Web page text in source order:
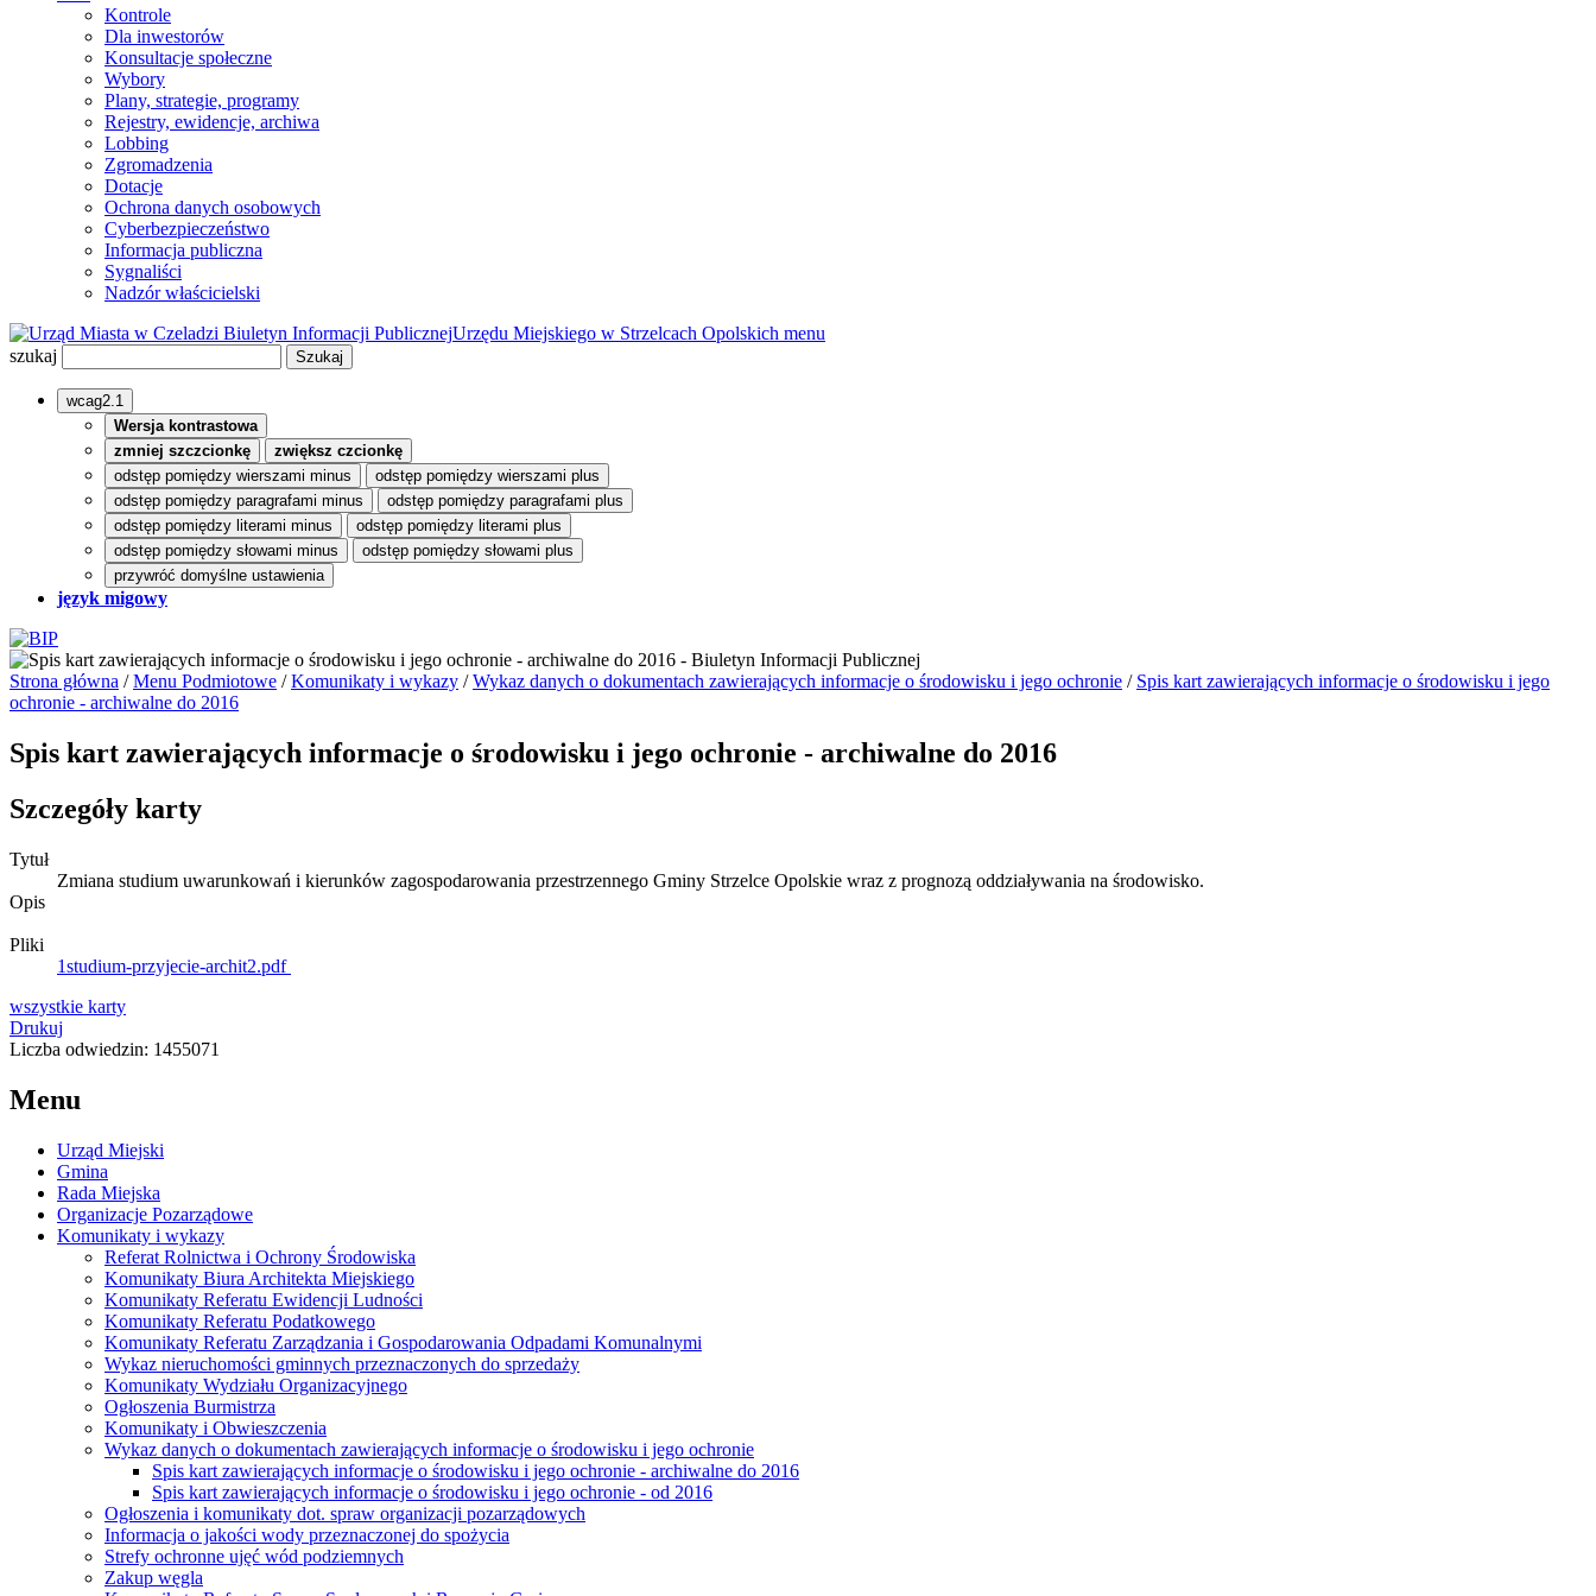
Kontrole
Dla inwestorów
Konsultacje społeczne
Wybory
Plany, strategie, programy
Rejestry, ewidencje, archiwa
Lobbing
Zgromadzenia
Dotacje
Ochrona danych osobowych
Cyberbezpieczeństwo
Informacja publiczna
Sygnaliści
Nadzór właścicielski
Biuletyn Informacji PublicznejUrzędu Miejskiego w Strzelcach Opolskich menu
szukaj
wcag2.1
Wersja kontrastowa
zmniej szczcionkę
zwiększ czcionkę
odstęp pomiędzy wierszami minus
odstęp pomiędzy wierszami plus
odstęp pomiędzy paragrafami minus
odstęp pomiędzy paragrafami plus
odstęp pomiędzy literami minus
odstęp pomiędzy literami plus
odstęp pomiędzy słowami minus
odstęp pomiędzy słowami plus
przywróć domyślne ustawienia
język migowy
Strona główna /Menu Podmiotowe /Komunikaty i wykazy /Wykaz danych o dokumentach zawierających informacje o środowisku i jego ochronie / Spis kart zawierających informacje o środowisku i jego
ochronie - archiwalne do 2016
Spis kart zawierających informacje o środowisku i jego ochronie - archiwalne do 2016
Szczegóły karty
Tytuł
Zmiana studium uwarunkowań i kierunków zagospodarowania przestrzennego Gminy Strzelce Opolskie wraz z prognozą oddziaływania na środowisko.
Opis
Pliki
1studium-przyjecie-archit2.pdf
wszystkie karty
Drukuj
Liczba odwiedzin: 1455071
Menu
Urząd Miejski
Gmina
Rada Miejska
Organizacje Pozarządowe
Komunikaty i wykazy
Referat Rolnictwa i Ochrony Środowiska
Komunikaty Biura Architekta Miejskiego
Komunikaty Referatu Ewidencji Ludności
Komunikaty Referatu Podatkowego
Komunikaty Referatu Zarządzania i Gospodarowania Odpadami Komunalnymi
Wykaz nieruchomości gminnych przeznaczonych do sprzedaży
Komunikaty Wydziału Organizacyjnego
Ogłoszenia Burmistrza
Komunikaty i Obwieszczenia
Wykaz danych o dokumentach zawierających informacje o środowisku i jego ochronie
Spis kart zawierających informacje o środowisku i jego ochronie - archiwalne do 2016
Spis kart zawierających informacje o środowisku i jego ochronie - od 2016
Ogłoszenia i komunikaty dot. spraw organizacji pozarządowych
Informacja o jakości wody przeznaczonej do spożycia
Strefy ochronne ujęć wód podziemnych
Zakup węgla